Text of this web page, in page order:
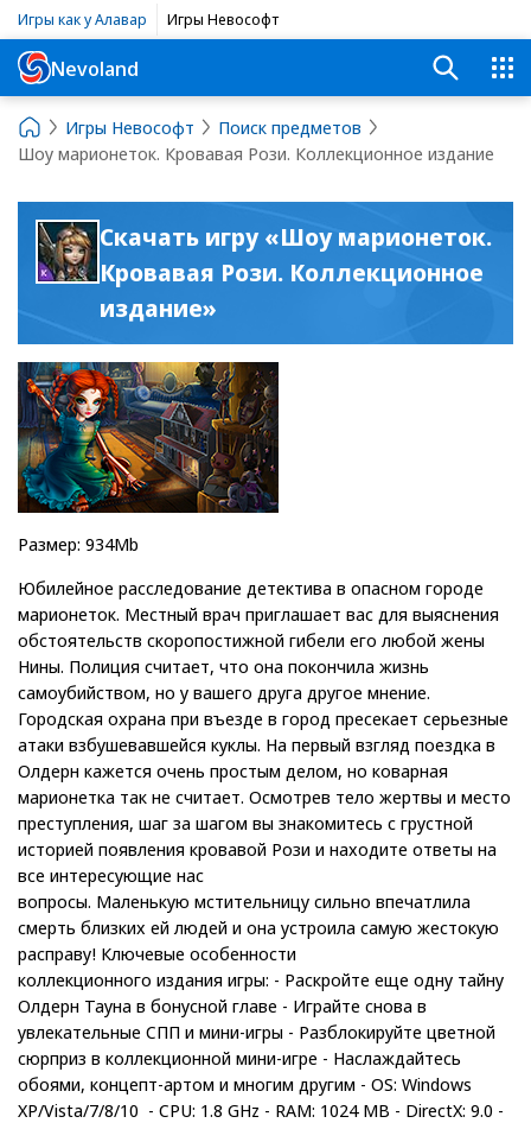
Игры как у Алавар Игры Невософт
Nevoland
Игры Невософт
Поиск предметов
Шоу марионеток. Кровавая Рози. Коллекционное издание
Скачать игру «Шоу марионеток.
Кровавая Рози. Коллекционное
издание»
Размер: 934Mb
Юбилейное расследование детектива в опасном городе
марионеток. Местный врач приглашает вас для выяснения
обстоятельств скоропостижной гибели его любой жены
Нины. Полиция считает, что она покончила жизнь
самоубийством, но у вашего друга другое мнение.
Городская охрана при въезде в город пресекает серьезные
атаки взбушевавшейся куклы. На первый взгляд поездка в
Олдерн кажется очень простым делом, но коварная
марионетка так не считает. Осмотрев тело жертвы и место
преступления, шаг за шагом вы знакомитесь с грустной
историей появления кровавой Рози и находите ответы на
все интересующие нас
вопросы. Маленькую мстительницу сильно впечатлила
смерть близких ей людей и она устроила самую жестокую
расправу! Ключевые особенности
коллекционного издания игры: - Раскройте еще одну тайну
Олдерн Тауна в бонусной главе - Играйте снова в
увлекательные СПП и мини-игры - Разблокируйте цветной
сюрприз в коллекционной мини-игре - Наслаждайтесь
обоями, концепт-артом и многим другим - OS: Windows
XP/Vista/7/8/10 - CPU: 1.8 GHz - RAM: 1024 MB - DirectX: 9.0 -